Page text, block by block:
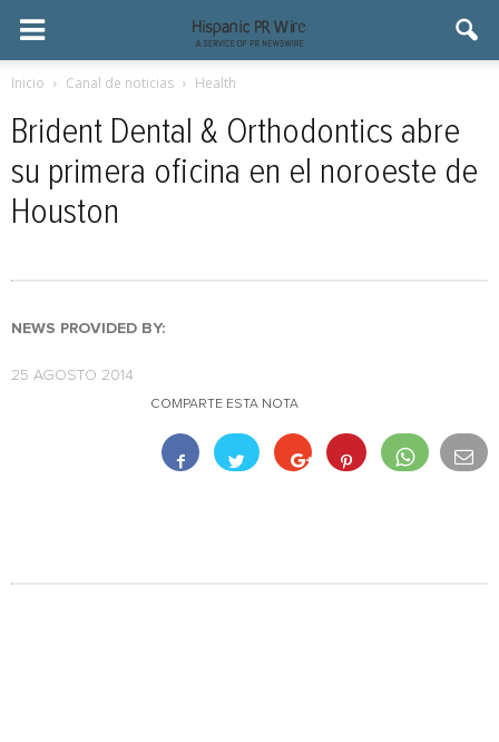
Inicio Canal de noticias Health
Brident Dental & Orthodontics abre
su primera oficina en el noroeste de
Houston
NEWS PROVIDED BY:
25 AGOSTO 2014
COMPARTE ESTA NOTA